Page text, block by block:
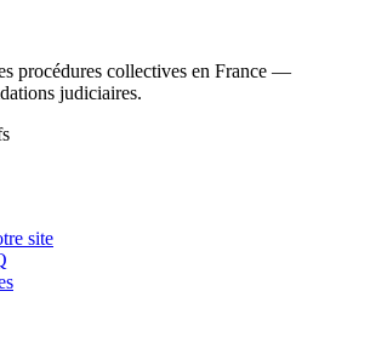
procédures collectives en France —
judiciaires.
site